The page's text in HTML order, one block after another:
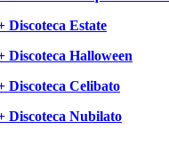
Discoteca Estate
Discoteca Halloween
Discoteca Celibato
Discoteca Nubilato